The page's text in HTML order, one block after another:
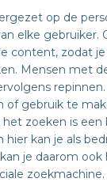
op de
elke gebruiker.
content, zodat
Mensen met
of gebruik te
het zoeken is
kan je als
je daarom
zoekmachine.